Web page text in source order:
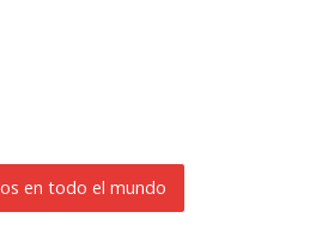
en todo el mundo